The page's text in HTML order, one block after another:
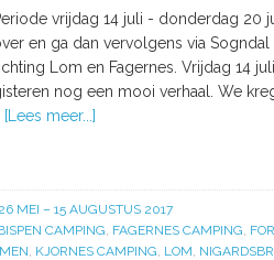
vrijdag 14 juli - donderdag 20
en ga dan vervolgens via
Lom en Fagernes. Vrijdag 14
nog een mooi verhaal. We
[Lees meer...]
MEI – 15 AUGUSTUS 2017
CAMPING, FAGERNES CAMPING,
, KJORNES CAMPING, LOM,